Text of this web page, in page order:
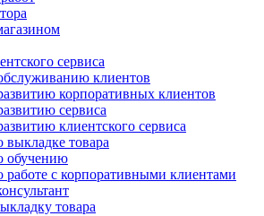
сервиса
клиентов
корпоративных клиентов
сервиса
клиентского сервиса
выкладке товара
обучению
работе с корпоративными клиентами
товара